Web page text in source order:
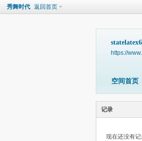
秀舞时代 返回首页
https://
空间首页
记录
现在还没有